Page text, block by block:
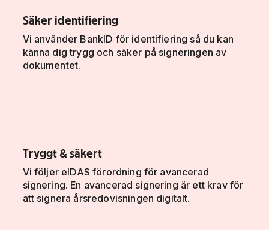
Säker identifiering
Vi använder BankID för identifiering så du kan
känna dig trygg och säker på signeringen av
dokumentet.
Tryggt & säkert
Vi följer eIDAS förordning för avancerad
signering. En avancerad signering är ett krav för
att signera årsredovisningen digitalt.